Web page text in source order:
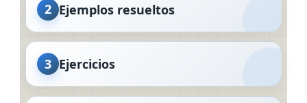
2 Ejemplos resueltos
3 Ejercicios